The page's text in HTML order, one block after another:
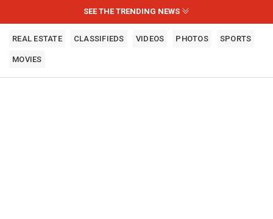
SEE THE TRENDING NEWS
REAL ESTATE CLASSIFIEDS VIDEOS PHOTOS SPORTS
MOVIES